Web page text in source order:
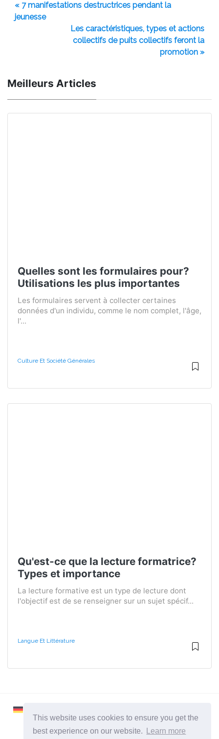
This website uses cookies to ensure you get the
best experience on our website.
Learn more
« 7 manifestations destructrices pendant la
jeunesse
Les caractéristiques, types et actions
collectifs de puits collectifs feront la
promotion »
Meilleurs Articles
Quelles sont les formulaires pour?
Utilisations les plus importantes
Les formulaires servent à collecter certaines
données d'un individu, comme le nom complet, l'âge,
l'...
Culture Et Société Générales
Qu'est-ce que la lecture formatrice?
Types et importance
La lecture formative est un type de lecture dont
l'objectif est de se renseigner sur un sujet spécif...
Langue Et Littérature